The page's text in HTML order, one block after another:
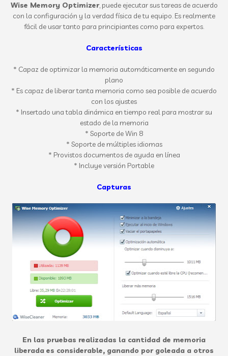
Wise Memory Optimizer, puede ejecutar sus tareas de acuerdo
con la configuración y la verdad física de tu equipo. Es realmente
fácil de usar tanto para principiantes como para expertos.
Características
* Capaz de optimizar la memoria automáticamente en segundo
plano
* Es capaz de liberar tanta memoria como sea posible de acuerdo
con los ajustes
* Insertado una tabla dinámica en tiempo real para mostrar su
estado de la memoria
* Soporte de Win 8
* Soporte de múltiples idiomas
* Provistos documentos de ayuda en línea
* Incluye versión Portable
Capturas
En las pruebas realizadas la cantidad de memoria
liberada es considerable, ganando por goleada a otros